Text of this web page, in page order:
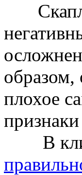
образом,
плохое
В